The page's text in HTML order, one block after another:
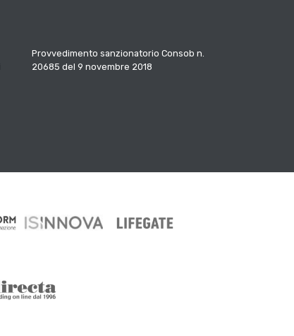
Provvedimento sanzionatorio Consob n.
20685 del 9 novembre 2018